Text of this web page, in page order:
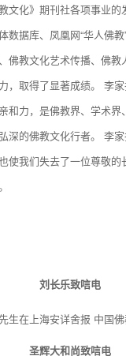
文化》期刊社各项事业的
数据库、凤凰网“华人佛
佛教文化艺术传播、佛
，取得了显著成绩。 李家
和力，是佛教界、学术
深的佛教文化行者。 李
使我们失去了一位尊敬的
刘长乐致唁电
圣辉大和尚致唁电